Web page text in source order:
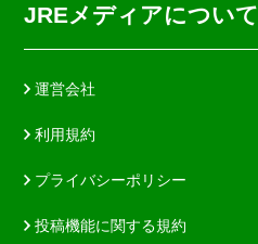
JREメディアについて
運営会社
利用規約
プライバシーポリシー
投稿機能に関する規約